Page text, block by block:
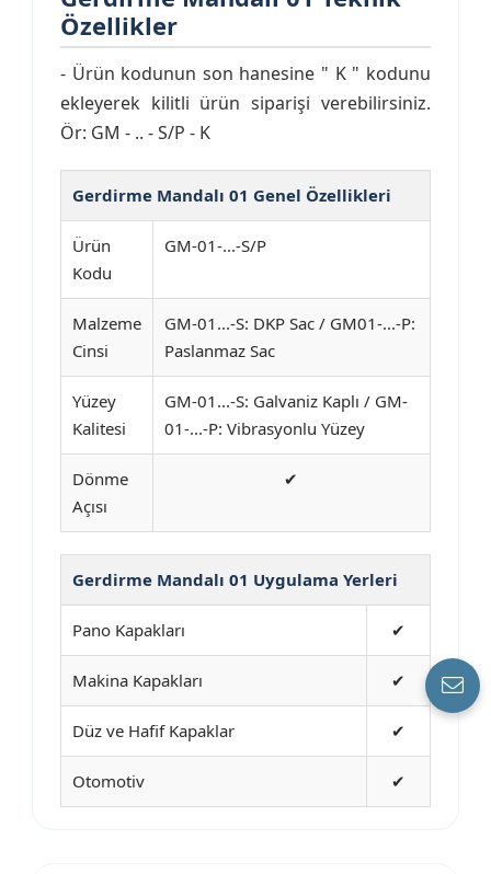
Özellikler
- Ürün kodunun son hanesine " K " kodunu
ekleyerek kilitli ürün siparişi verebilirsiniz.
Ör: GM - .. - S/P - K
Gerdirme Mandalı 01 Genel Özellikleri
Ürün
Kodu
GM-01-...-S/P
Malzeme
Cinsi
GM-01...-S: DKP Sac / GM01-...-P:
Paslanmaz Sac
Yüzey
Kalitesi
GM-01...-S: Galvaniz Kaplı / GM-
01-...-P: Vibrasyonlu Yüzey
Dönme
Açısı
✔
Gerdirme Mandalı 01 Uygulama Yerleri
Pano Kapakları ✔
Makina Kapakları ✔
Düz ve Hafif Kapaklar ✔
Otomotiv ✔